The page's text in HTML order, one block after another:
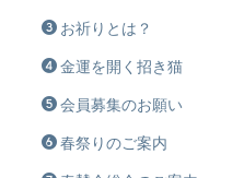
お祈りとは？
金運を開く招き猫
会員募集のお願い
春祭りのご案内